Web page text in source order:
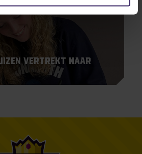
vertrekt naar